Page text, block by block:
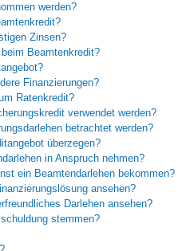
werden?
Zinsen?
Beamtenkredit?
Finanzierungen?
Ratenkredit?
verwendet werden?
betrachtet werden?
überzegen?
in Anspruch nehmen?
ein Beamtendarlehen bekommen?
ansehen?
Darlehen ansehen?
stemmen?